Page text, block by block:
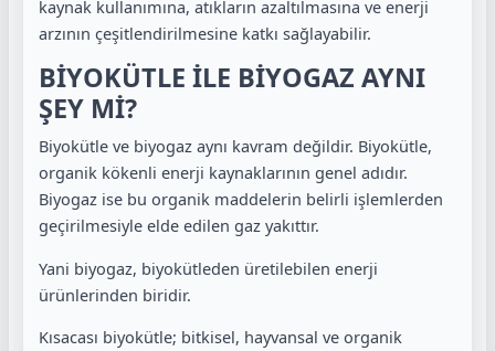
kaynak kullanımına, atıkların azaltılmasına ve enerji
arzının çeşitlendirilmesine katkı sağlayabilir.
BİYOKÜTLE İLE BİYOGAZ AYNI
ŞEY Mİ?
Biyokütle ve biyogaz aynı kavram değildir. Biyokütle,
organik kökenli enerji kaynaklarının genel adıdır.
Biyogaz ise bu organik maddelerin belirli işlemlerden
geçirilmesiyle elde edilen gaz yakıttır.
Yani biyogaz, biyokütleden üretilebilen enerji
ürünlerinden biridir.
Kısacası biyokütle; bitkisel, hayvansal ve organik